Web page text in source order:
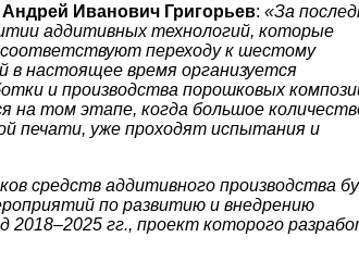
Андрей Иванович Григорьев: «За
аддитивных технологий, которые
переходу к шестому
в настоящее время организуется
и производства порошковых
на том этапе, когда большое
печати, уже проходят испытания и
средств аддитивного производства
по развитию и внедрению
2018–2025 гг., проект которого